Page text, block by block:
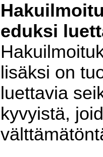
eduksi
lisäksi on
luettavia
kyvyistä,